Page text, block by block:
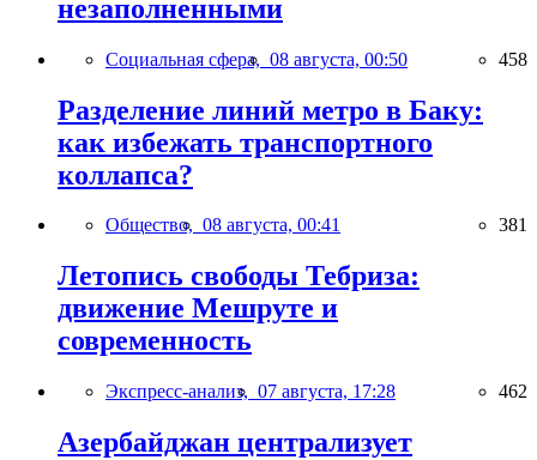
незаполненными
Социальная сфера, 08 августа, 00:50 458
Разделение линий метро в Баку:
как избежать транспортного
коллапса?
Общество, 08 августа, 00:41 381
Летопись свободы Тебриза:
движение Мешруте и
современность
Экспресс-анализ, 07 августа, 17:28 462
Азербайджан централизует